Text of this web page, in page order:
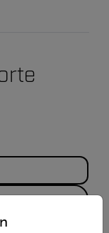
from the